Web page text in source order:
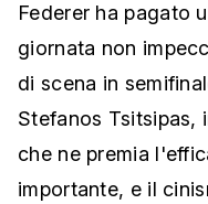
Federer ha pagato
giornata non
di scena in
Stefanos
che ne premia
importante, e il